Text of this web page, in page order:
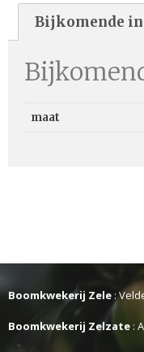
Bijkomende
maat
Boomkwekerij Zele :
Boomkwekerij Zelzate :